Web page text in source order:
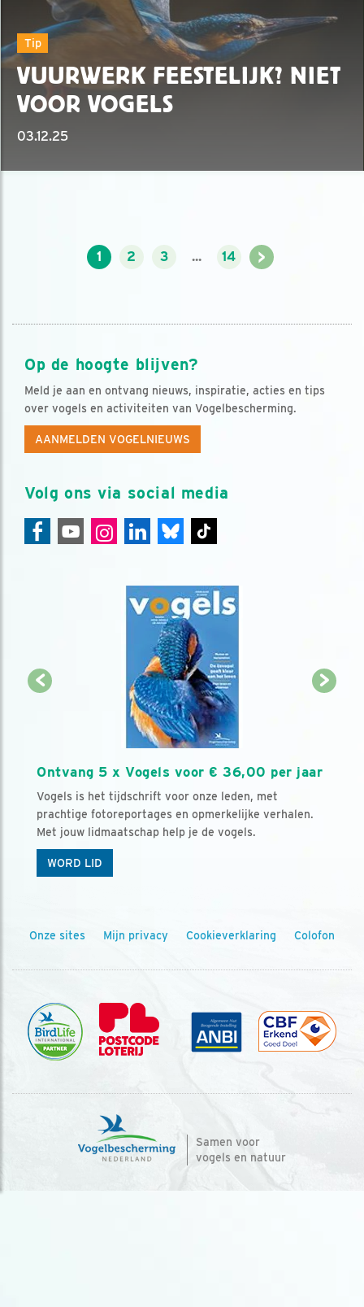
Tip
VUURWERK FEESTELIJK? NIET
VOOR VOGELS
03.12.25
1 2 3 ... 14 >
Op de hoogte blijven?
Meld je aan en ontvang nieuws, inspiratie, acties en tips
over vogels en activiteiten van Vogelbescherming.
AANMELDEN VOGELNIEUWS
Volg ons via social media
Ontvang 5 x Vogels voor € 36,00 per jaar
Vogels is het tijdschrift voor onze leden, met
prachtige fotoreportages en opmerkelijke verhalen.
Met jouw lidmaatschap help je de vogels.
WORD LID
Onze sites Mijn privacy Cookieverklaring Colofon
Samen voor
vogels en natuur